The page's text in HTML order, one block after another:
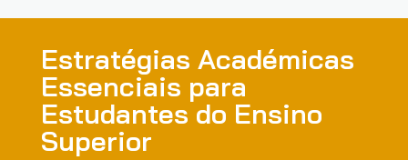
Estratégias Académicas
Essenciais para
Estudantes do Ensino
Superior